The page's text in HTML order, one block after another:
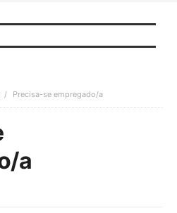
Precisa-se empregado/a
a